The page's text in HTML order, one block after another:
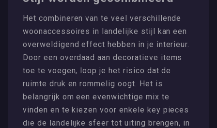
Het combineren van te veel verschillende
woonaccessoires in landelijke stijl kan een
overweldigend effect hebben in je interieur.
Door een overdaad aan decoratieve items
toe te voegen, loop je het risico dat de
ruimte druk en rommelig oogt. Het is
belangrijk om een evenwichtige mix te
vinden en te kiezen voor enkele key pieces
die de landelijke sfeer tot uiting brengen, in